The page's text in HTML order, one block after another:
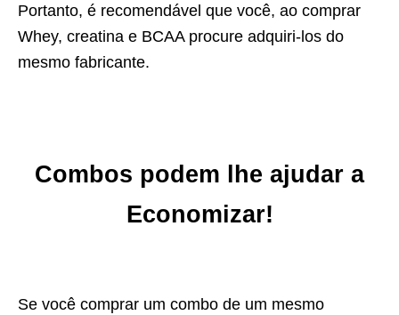
Portanto, é recomendável que você, ao comprar
Whey, creatina e BCAA procure adquiri-los do
mesmo fabricante.
Combos podem lhe ajudar a
Economizar!
Se você comprar um combo de um mesmo